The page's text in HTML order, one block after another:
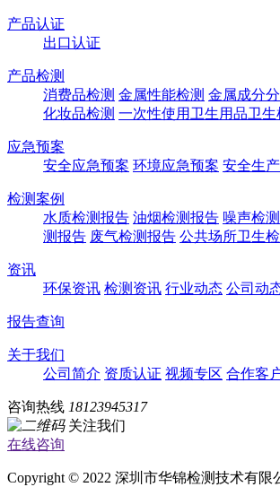
产品认证
出口认证
产品检测
消费品检测 金属性能检测 金属成分
化妆品检测 一次性使用卫生用品卫生
应急预案
安全应急预案 环境应急预案 安全生
检测案例
水质检测报告 油烟检测报告 噪声检
测报告 废气检测报告 公共场所卫生
资讯
环保资讯 检测资讯 行业动态 公司动
报告查询
关于我们
公司简介 资质认证 视频专区 合作客
咨询热线 18123945317
关注我们
在线咨询
Copyright © 2022 深圳市华锦检测技术有限